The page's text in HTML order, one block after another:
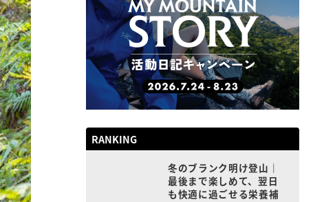
RANKING
冬のブランク明け登山｜
最後まで楽しめて、翌日
も快適に過ごせる栄養補